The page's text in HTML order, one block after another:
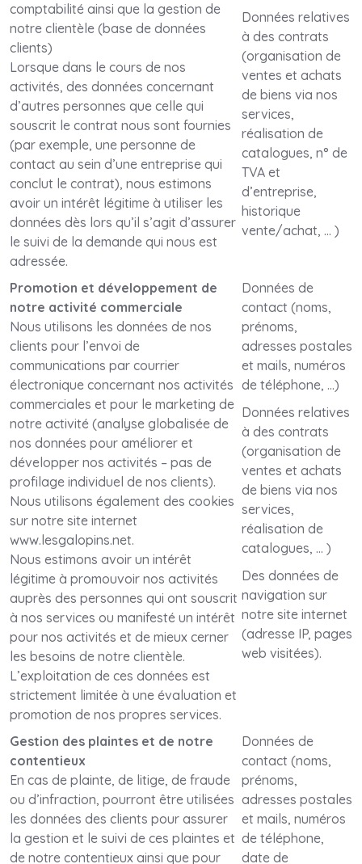
comptabilité ainsi que la gestion de
notre clientèle (base de données
clients)
Lorsque dans le cours de nos
activités, des données concernant
d’autres personnes que celle qui
souscrit le contrat nous sont fournies
(par exemple, une personne de
contact au sein d’une entreprise qui
conclut le contrat), nous estimons
avoir un intérêt légitime à utiliser les
données dès lors qu’il s’agit d’assurer
le suivi de la demande qui nous est
adressée.
Données relatives
à des contrats
(organisation de
ventes et achats
de biens via nos
services,
réalisation de
catalogues, n° de
TVA et
d’entreprise,
historique
vente/achat, … )
Promotion et développement de
notre activité commerciale
Nous utilisons les données de nos
clients pour l’envoi de
communications par courrier
électronique concernant nos activités
commerciales et pour le marketing de
notre activité (analyse globalisée de
nos données pour améliorer et
développer nos activités – pas de
profilage individuel de nos clients).
Nous utilisons également des cookies
sur notre site internet
www.lesgalopins.net.
Nous estimons avoir un intérêt
légitime à promouvoir nos activités
auprès des personnes qui ont souscrit
à nos services ou manifesté un intérêt
pour nos activités et de mieux cerner
les besoins de notre clientèle.
L’exploitation de ces données est
strictement limitée à une évaluation et
promotion de nos propres services.
Données de
contact (noms,
prénoms,
adresses postales
et mails, numéros
de téléphone, …)
Données relatives
à des contrats
(organisation de
ventes et achats
de biens via nos
services,
réalisation de
catalogues, … )
Des données de
navigation sur
notre site internet
(adresse IP, pages
web visitées).
Gestion des plaintes et de notre
contentieux
En cas de plainte, de litige, de fraude
ou d’infraction, pourront être utilisées
les données des clients pour assurer
la gestion et le suivi de ces plaintes et
de notre contentieux ainsi que pour
Données de
contact (noms,
prénoms,
adresses postales
et mails, numéros
de téléphone,
date de